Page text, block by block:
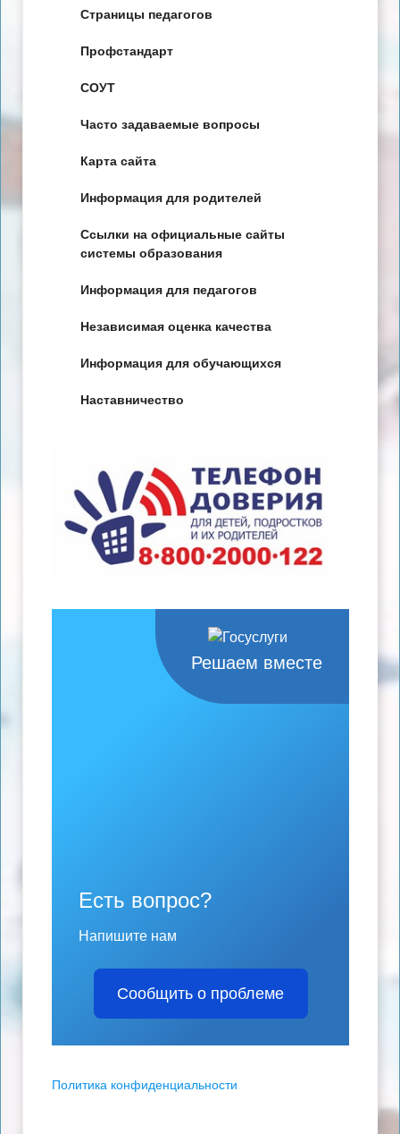
Страницы педагогов
Профстандарт
СОУТ
Часто задаваемые вопросы
Карта сайта
Информация для родителей
Ссылки на официальные сайты
системы образования
Информация для педагогов
Независимая оценка качества
Информация для обучающихся
Наставничество
Решаем вместе
Есть вопрос?
Напишите нам
Сообщить о проблеме
Политика конфиденциальности